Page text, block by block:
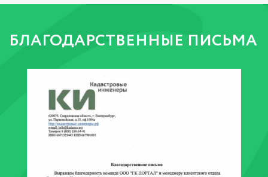
БЛАГОДАРСТВЕННЫЕ ПИСЬМА